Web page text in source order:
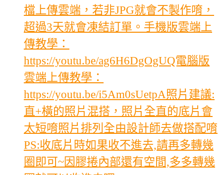
檔上傳雲端，若非JPG就會不製作唷，
超過3天就會凍結訂單。手機版雲端上
傳教學：
https://youtu.be/ag6H6DgOgUQ電腦版
雲端上傳教學：
https://youtu.be/i5Am0sUetpA照片建議:
直+橫的照片混搭，照片全直的底片會
太短唷照片排列全由設計師去做搭配唷
PS:收底片時如果收不進去,請再多轉幾
圈即可~因膠捲內部還有空間,多多轉幾